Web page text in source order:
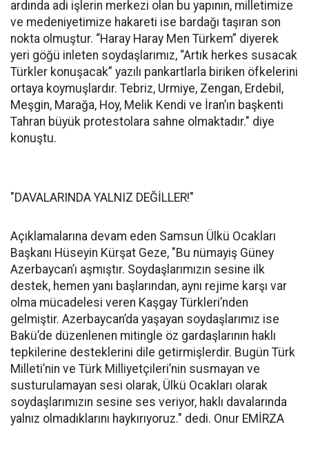
ardında adi işlerin merkezi olan bu yapının, milletimize
ve medeniyetimize hakareti ise bardağı taşıran son
nokta olmuştur. “Haray Haray Men Türkem” diyerek
yeri göğü inleten soydaşlarımız, “Artık herkes susacak
Türkler konuşacak” yazılı pankartlarla biriken öfkelerini
ortaya koymuşlardır. Tebriz, Urmiye, Zengan, Erdebil,
Meşgin, Marağa, Hoy, Melik Kendi ve İran’ın başkenti
Tahran büyük protestolara sahne olmaktadır." diye
konuştu.
"DAVALARINDA YALNIZ DEĞİLLER!"
Açıklamalarına devam eden Samsun Ülkü Ocakları
Başkanı Hüseyin Kürşat Geze, "Bu nümayiş Güney
Azerbaycan’ı aşmıştır. Soydaşlarımızın sesine ilk
destek, hemen yanı başlarından, aynı rejime karşı var
olma mücadelesi veren Kaşgay Türkleri’nden
gelmiştir. Azerbaycan’da yaşayan soydaşlarımız ise
Bakü’de düzenlenen mitingle öz gardaşlarının haklı
tepkilerine desteklerini dile getirmişlerdir. Bugün Türk
Milleti’nin ve Türk Milliyetçileri’nin susmayan ve
susturulamayan sesi olarak, Ülkü Ocakları olarak
soydaşlarımızın sesine ses veriyor, haklı davalarında
yalnız olmadıklarını haykırıyoruz." dedi. Onur EMİRZA